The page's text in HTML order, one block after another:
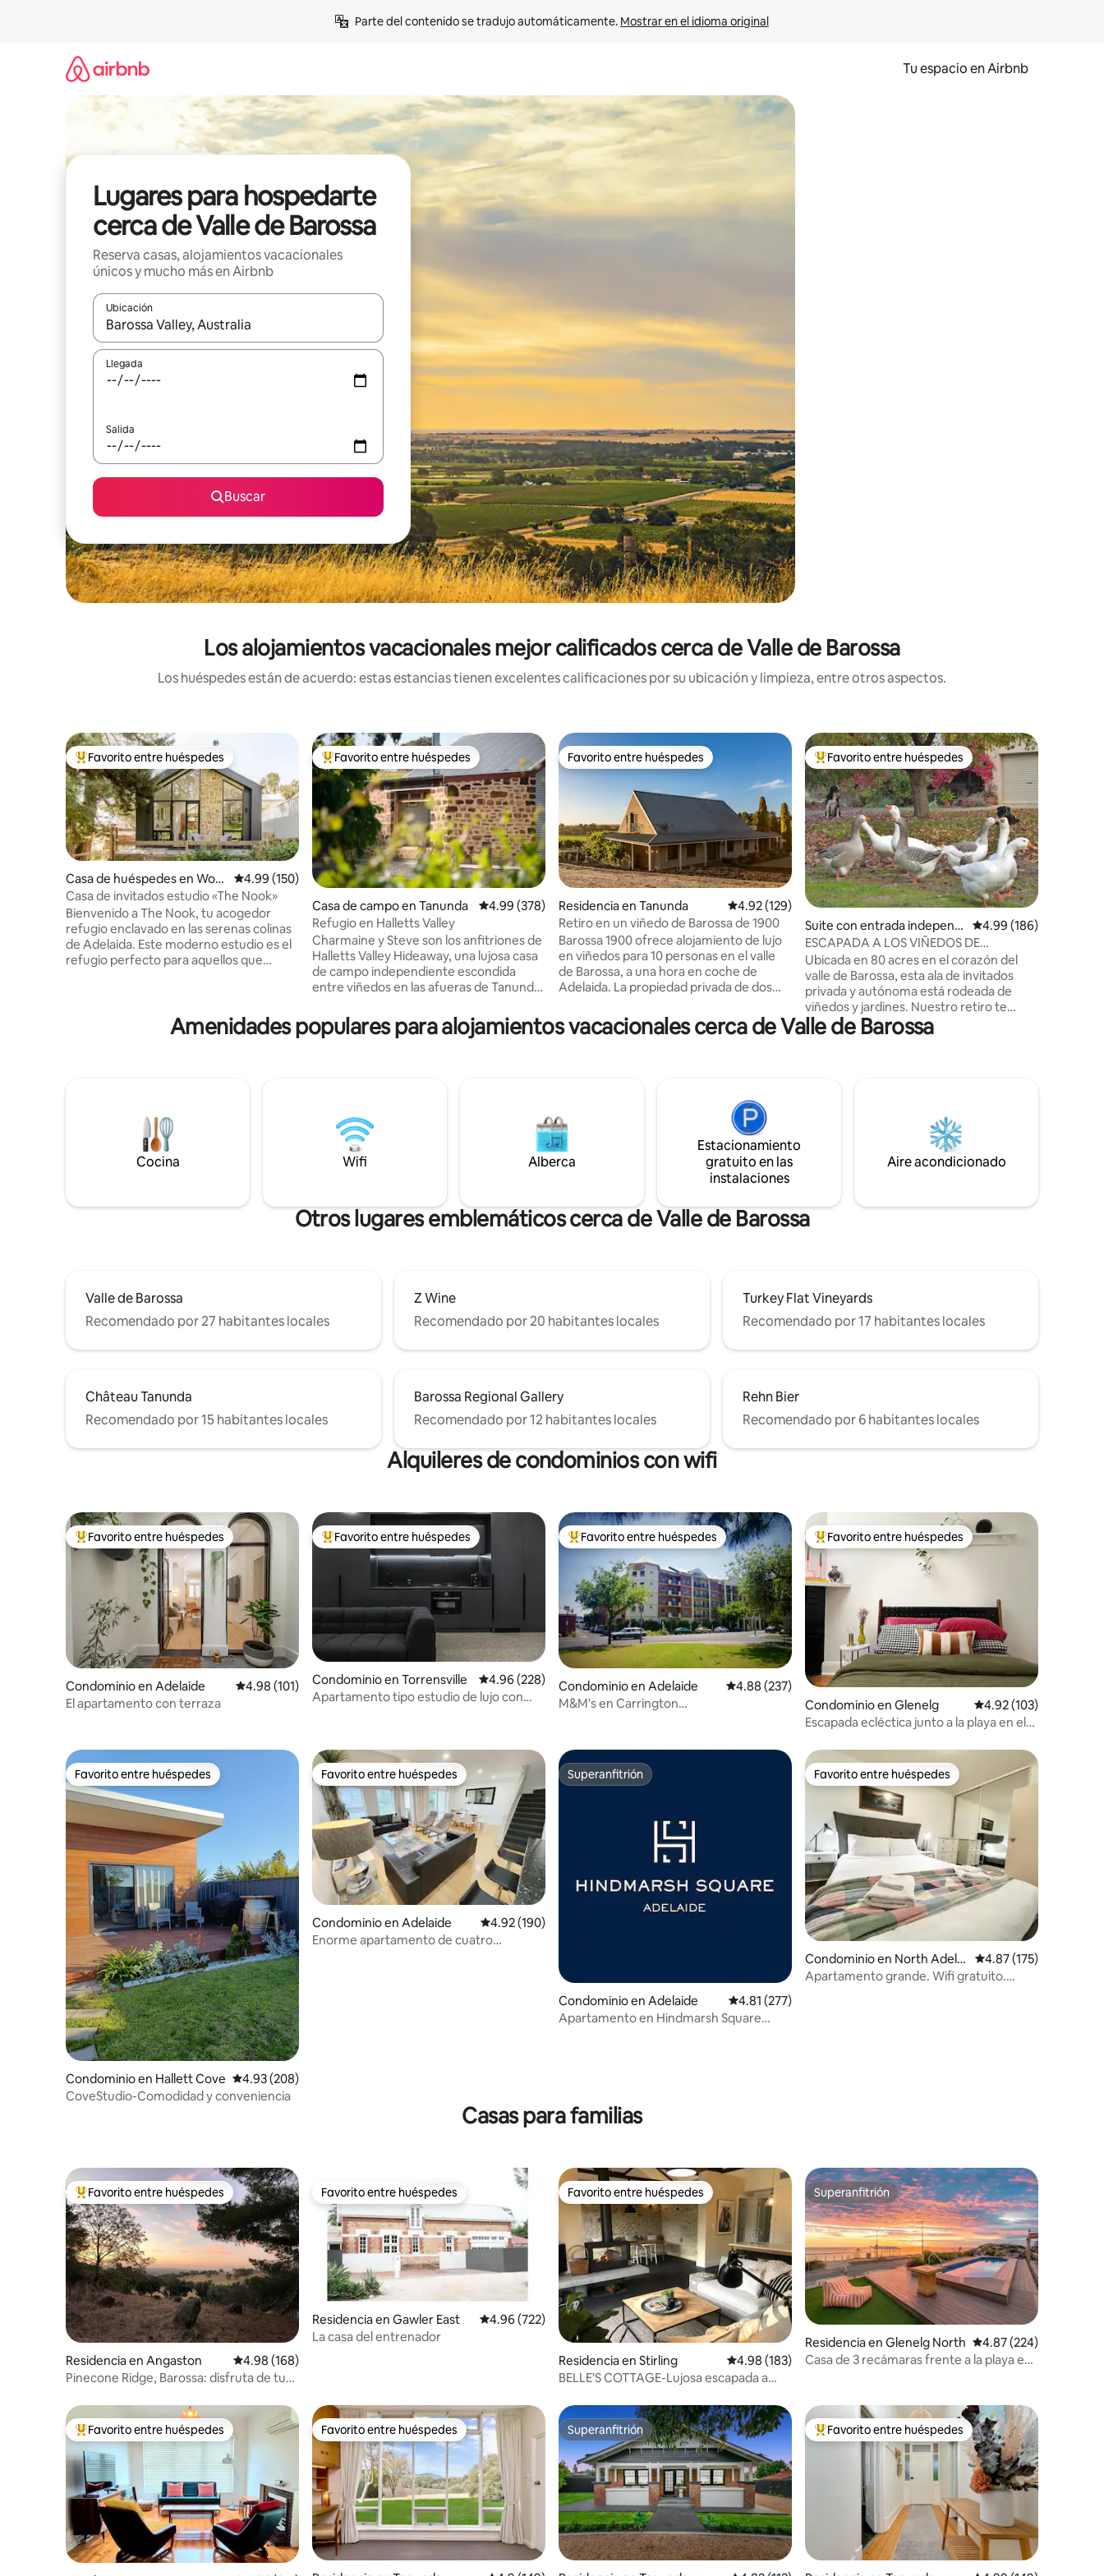
Parte del contenido se tradujo automáticamente. Mostrar en el idioma original
Tu espacio en Airbnb
Lugares para hospedarte
cerca de Valle de Barossa
Reserva casas, alojamientos vacacionales
únicos y mucho más en Airbnb
Ubicación
Cuando los resultados estén disponibles, podrás navegar usando las teclas de las flechas hacia arriba y hacia abajo, o bien tocando y deslizando la pantalla.
Llegada
Salida
Buscar
Los alojamientos vacacionales mejor calificados cerca de Valle de Barossa
Los huéspedes están de acuerdo: estas estancias tienen excelentes calificaciones por su ubicación y limpieza, entre otros aspectos.
De los mejores en Favorito entre huéspedes
Favorito entre huéspedes
Casa de huéspedes en Woo
dside
Calificación promedio: 4.99 de 5; 150 evaluaciones
4.99 (150)
Casa de invitados estudio «The Nook»
Bienvenido a The Nook, tu acogedor
refugio enclavado en las serenas colinas
de Adelaida. Este moderno estudio es el
refugio perfecto para aquellos que
cuidadosamente pensados, The Nook
ofrece una mezcla perfecta de vida
chimenea, ven a experimentar la belleza
de las colinas de Adelaida en nuestro
De los mejores en Favorito entre huéspedes
Favorito entre huéspedes
Casa de campo en Tanunda Calificación promedio: 4.99 de 5; 378 evaluaciones
4.99 (378)
Refugio en Halletts Valley
Charmaine y Steve son los anfitriones de
Halletts Valley Hideaway, una lujosa casa
de campo independiente escondida
entre viñedos en las afueras de Tanunda,
Barossa. La propiedad fue reconstruida
desde cero en 2017, combinando vigas de
las espectaculares puestas de sol de
Barossa, de los canguros entre las vides y
de los zorzales azules en el césped.
Favorito entre huéspedes
Favorito entre huéspedes
Residencia en Tanunda Calificación promedio: 4.92 de 5; 129 evaluaciones
4.92 (129)
Retiro en un viñedo de Barossa de 1900
Barossa 1900 ofrece alojamiento de lujo
en viñedos para 10 personas en el valle
de Barossa, a una hora en coche de
Adelaida. La propiedad privada de dos
Garnacha cultivadas en seco más
antiguas de Barossa y se encuentra a
propiedad hermana de Barossa 1900
Homestead, estas dos propiedades
duermen 18 personas. Ofrecemos
generosas inclusiones y degustaciones
privadas de enólogos con cita previa.
De los mejores en Favorito entre huéspedes
Favorito entre huéspedes
Suite con entrada independi
ente en Nuriootpa
Calificación promedio:
4.99 (186)
ESCAPADA A LOS VIÑEDOS DE
WHISTLER
Ubicada en 80 acres en el corazón del
valle de Barossa, esta ala de invitados
privada y autónoma está rodeada de
viñedos y jardines. Nuestro retiro te
devuelve a la naturaleza... con paseos
por viñedos y matorrales (acompañados
ocasional koala y una gran variedad de
aves. Disfruta de las vistas desde las
terrazas, siéntate junto a la fogata
(durante los meses más fríos) o relájate
Amenidades populares para alojamientos vacacionales cerca de Valle de Barossa
Cocina Wifi Alberca
Estacionamiento
gratuito en las
instalaciones
Aire acondicionado
Otros lugares emblemáticos cerca de Valle de Barossa
Valle de Barossa
Recomendado por 27 habitantes locales
Z Wine
Recomendado por 20 habitantes locales
Turkey Flat Vineyards
Recomendado por 17 habitantes locales
Château Tanunda
Recomendado por 15 habitantes locales
Barossa Regional Gallery
Recomendado por 12 habitantes locales
Rehn Bier
Recomendado por 6 habitantes locales
Alquileres de condominios con wifi
De los mejores en Favorito entre huéspedes
Favorito entre huéspedes
Condominio en Adelaide Calificación promedio: 4.98 de 5; 101 evaluaciones
4.98 (101)
El apartamento con terraza
De los mejores en Favorito entre huéspedes
Favorito entre huéspedes
Condominio en Torrensville Calificación promedio: 4.96 de 5; 228 evaluaciones
4.96 (228)
Apartamento tipo estudio de lujo con
De los mejores en Favorito entre huéspedes
Favorito entre huéspedes
Condominio en Adelaide Calificación promedio: 4.88 de 5; 237 evaluaciones
4.88 (237)
M&M's en Carrington
De los mejores en Favorito entre huéspedes
Favorito entre huéspedes
Condominio en Glenelg Calificación promedio:
4.92 (103)
Escapada ecléctica junto a la playa en el
Favorito entre huéspedes
Favorito entre huéspedes
Condominio en Hallett Cove Calificación promedio: 4.93 de 5; 208 evaluaciones
4.93 (208)
CoveStudio-Comodidad y conveniencia
Favorito entre huéspedes
Favorito entre huéspedes
Condominio en Adelaide Calificación promedio: 4.92 de 5; 190 evaluaciones
4.92 (190)
Enorme apartamento de cuatro
Superanfitrión
Superanfitrión
Condominio en Adelaide Calificación promedio: 4.81 de 5; 277 evaluaciones
4.81 (277)
Apartamento en Hindmarsh Square
Favorito entre huéspedes
Favorito entre huéspedes
Condominio en North Adelai
de
Calificación promedio:
4.87 (175)
Apartamento grande. Wifi gratuito.
Casas para familias
De los mejores en Favorito entre huéspedes
Favorito entre huéspedes
Residencia en Angaston Calificación promedio: 4.98 de 5; 168 evaluaciones
4.98 (168)
Pinecone Ridge, Barossa: disfruta de tus
Favorito entre huéspedes
Favorito entre huéspedes
Residencia en Gawler East Calificación promedio: 4.96 de 5; 722 evaluaciones
4.96 (722)
La casa del entrenador
Favorito entre huéspedes
Favorito entre huéspedes
Residencia en Stirling Calificación promedio: 4.98 de 5; 183 evaluaciones
4.98 (183)
BELLE'S COTTAGE-Lujosa escapada a
Superanfitrión
Superanfitrión
Residencia en Glenelg North Calificación promedio:
4.87 (224)
Casa de 3 recámaras frente a la playa en
De los mejores en Favorito entre huéspedes
Favorito entre huéspedes Favorito entre huéspedes
Favorito entre huéspedes Superanfitrión
Superanfitrión De los mejores en Favorito entre huéspedes
Favorito entre huéspedes